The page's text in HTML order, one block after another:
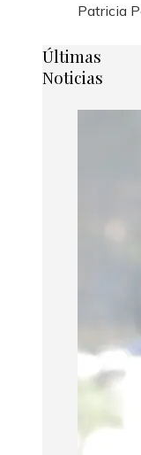
Patricia
Últimas
Noticias